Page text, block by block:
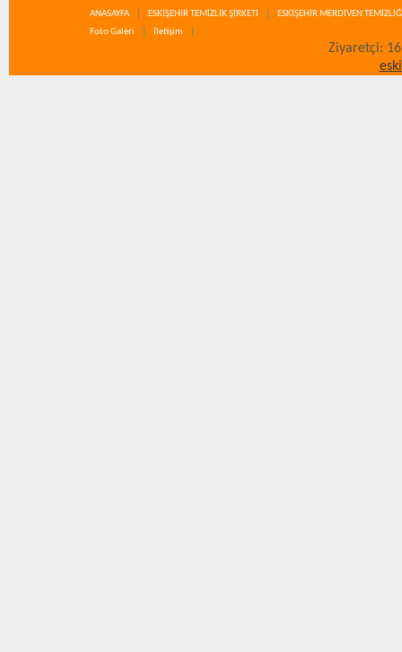
ANASAYFA ESKİŞEHİR TEMİZLİK ŞİRKETİ
ESKİŞEHİR MERDİVEN
Foto Galeri
İletişim
Ziyaretçi: